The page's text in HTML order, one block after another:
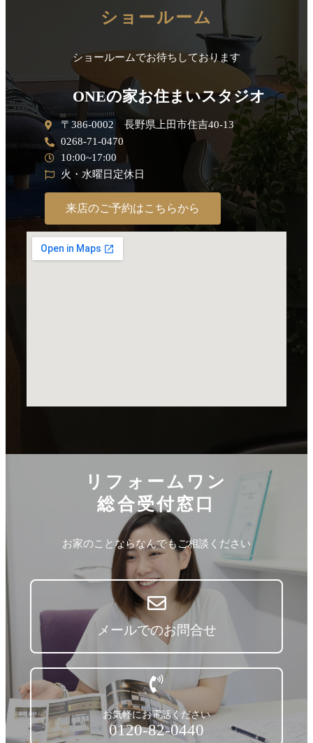
ショールーム
ショールームでお待ちしております
ONEの家お住まいスタジオ
〒386-0002 長野県上田市住吉40-13
0268-71-0470
10:00~17:00
火・水曜日定休日
来店のご予約はこちらから
リフォームワン
総合受付窓口
お家のことならなんでもご相談ください
メールでのお問合せ
お気軽にお電話ください
0120-82-0440